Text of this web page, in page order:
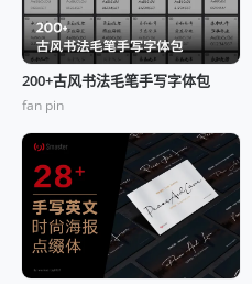
200+古风书法毛笔手写字体包
fan pin